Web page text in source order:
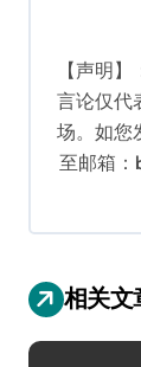
【声明
言论仅代
场。如您
至邮箱：
相关文